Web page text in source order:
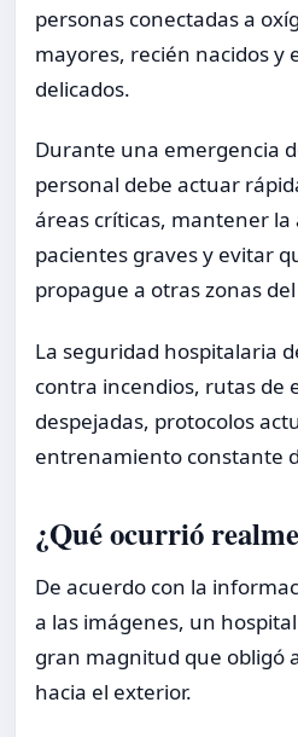
personas conectadas a
mayores, recién nacidos y
delicados.
Durante una emergencia
personal debe actuar
áreas críticas, mantener la
pacientes graves y evitar
propague a otras zonas
La seguridad hospitalaria
contra incendios, rutas de
despejadas, protocolos
entrenamiento constante
¿Qué ocurrió
De acuerdo con la
a las imágenes, un
gran magnitud que obligó
hacia el exterior.